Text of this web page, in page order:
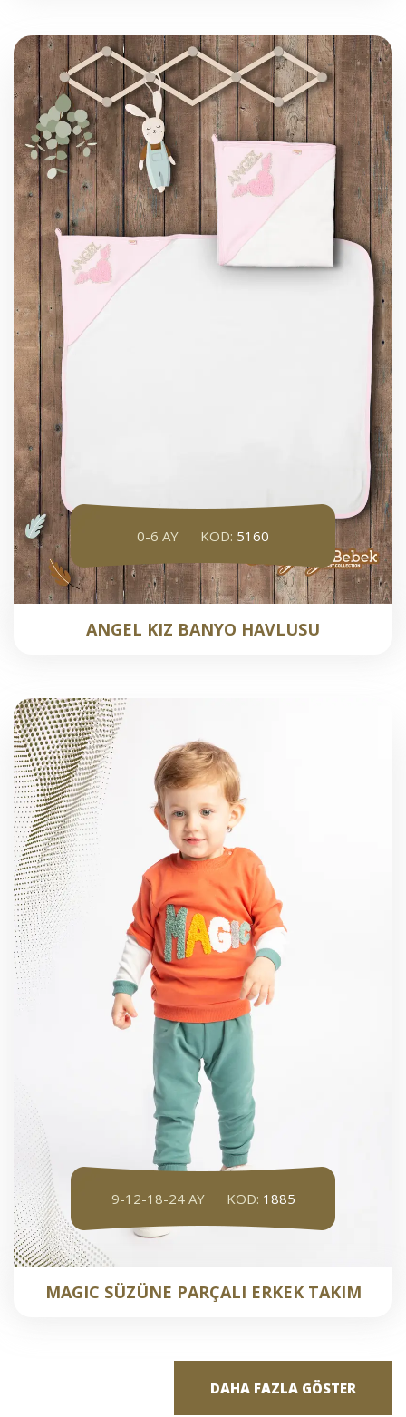
0-6 AY KOD: 5160
ANGEL KIZ BANYO HAVLUSU
9-12-18-24 AY KOD: 1885
MAGIC SÜZÜNE PARÇALI ERKEK TAKIM
DAHA FAZLA GÖSTER